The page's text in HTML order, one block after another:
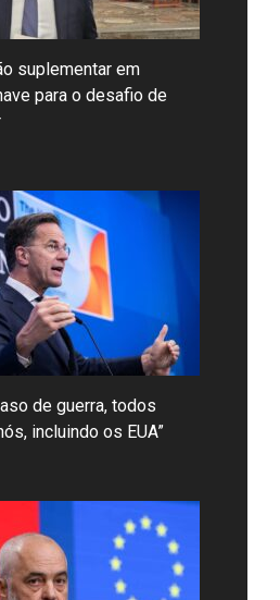
suplementar em
para o desafio de
de guerra, todos
incluindo os EUA”